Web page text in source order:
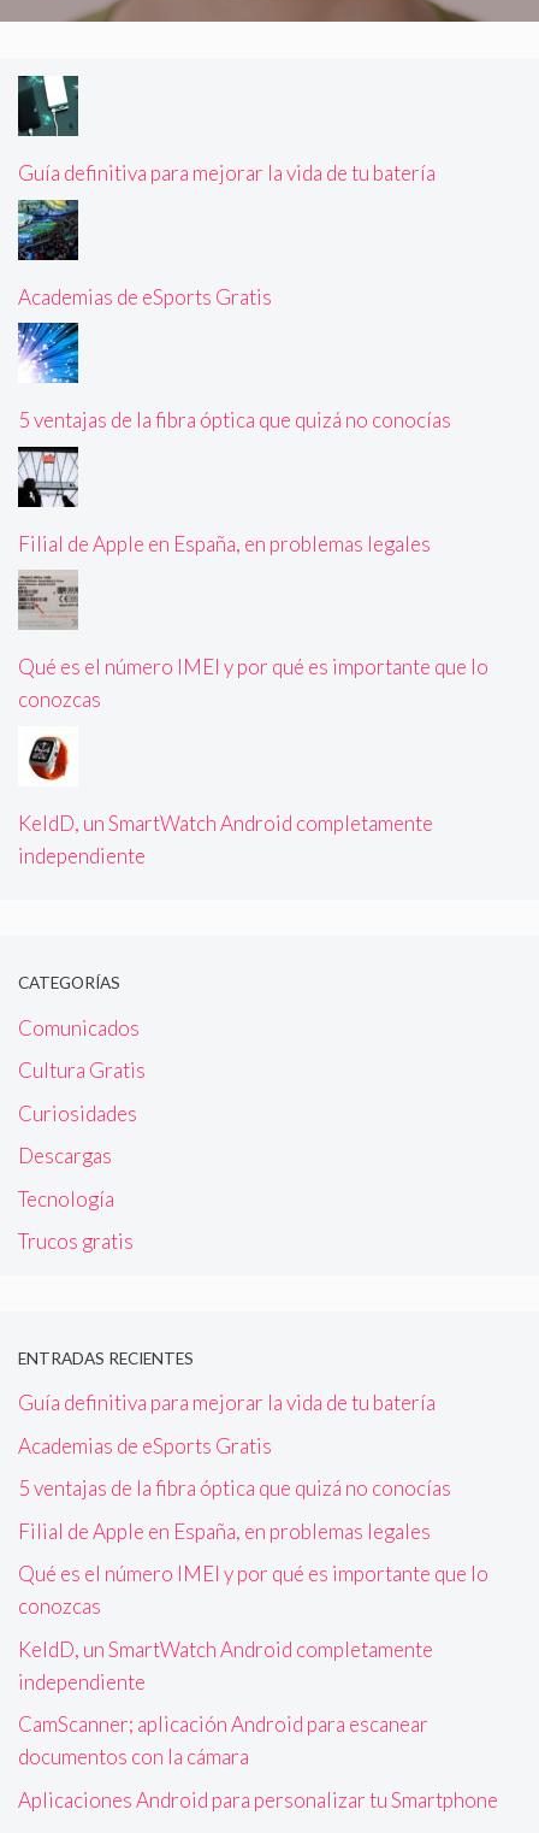
Guía definitiva para mejorar la vida de tu batería
Academias de eSports Gratis
5 ventajas de la fibra óptica que quizá no conocías
Filial de Apple en España, en problemas legales
Qué es el número IMEI y por qué es importante que lo
conozcas
KeldD, un SmartWatch Android completamente
independiente
CATEGORÍAS
Comunicados
Cultura Gratis
Curiosidades
Descargas
Tecnología
Trucos gratis
ENTRADAS RECIENTES
Guía definitiva para mejorar la vida de tu batería
Academias de eSports Gratis
5 ventajas de la fibra óptica que quizá no conocías
Filial de Apple en España, en problemas legales
Qué es el número IMEI y por qué es importante que lo
conozcas
KeldD, un SmartWatch Android completamente
independiente
CamScanner; aplicación Android para escanear
documentos con la cámara
Aplicaciones Android para personalizar tu Smartphone